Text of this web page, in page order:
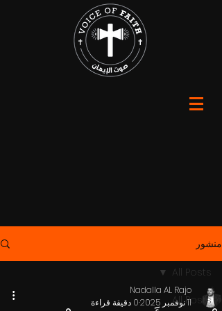
منشور
All Posts
All Posts
Nadalla AL Rajo
11 نوفمبر 2025
0 دقيقة قراءة